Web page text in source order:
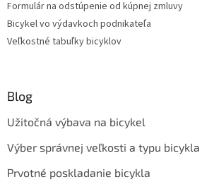
Formulár na odstúpenie od kúpnej zmluvy
Bicykel vo výdavkoch podnikateľa
Veľkostné tabuľky bicyklov
Blog
Užitočná výbava na bicykel
Výber správnej veľkosti a typu bicykla
Prvotné poskladanie bicykla